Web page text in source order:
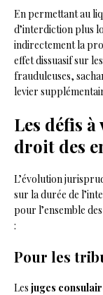
En permettant au
d’interdiction plus
indirectement la
effet dissuasif sur
frauduleuses,
levier
Les défis
droit des
L’évolution
sur la durée de
pour l’ensemble
:
Pour les
Les juges